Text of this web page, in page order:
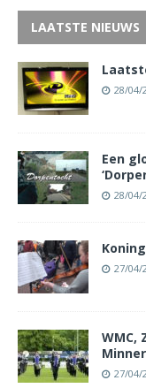
LAATSTE NIEUWS
28/04/
Een
28/04/
27/04/
WMC,
27/04/